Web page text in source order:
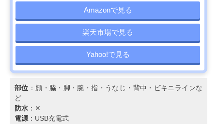
Amazonで見る
楽天市場で見る
Yahoo!で見る
部位 ：顔・脇・脚・腕・指・うなじ・背中・ビキニラインな
ど
防水 ：✕
電源：USB充電式